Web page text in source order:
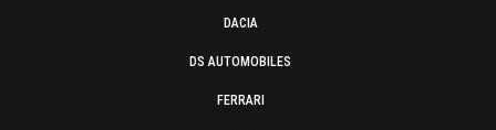
DACIA
DS AUTOMOBILES
FERRARI